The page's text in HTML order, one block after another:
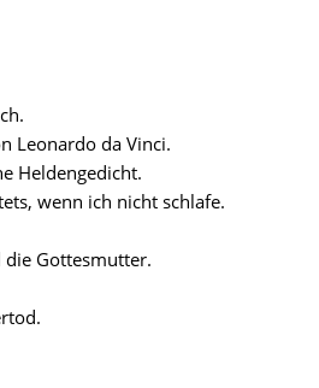
Leonardo da Vinci.
Heldengedicht.
wenn ich nicht schlafe.
Gottesmutter.